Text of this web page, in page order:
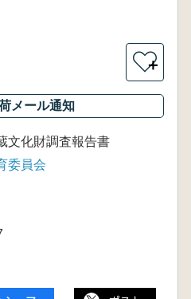
＋
メール通知
文化財調査報告書
委員会